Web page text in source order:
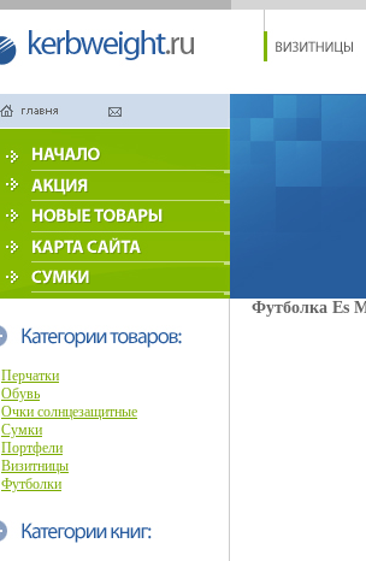
Перчатки
Обувь
Очки солнцезащитные
Сумки
Портфели
Визитницы
Футболки
Футболка Es